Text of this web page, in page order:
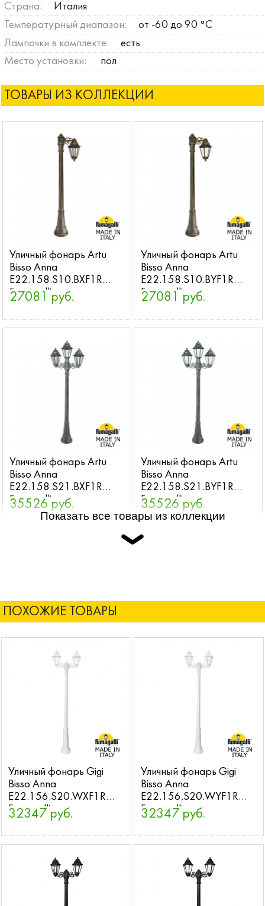
Страна:
Италия
Температурный диапазон:
от -60 до 90 °C
Лампочки в комплекте:
есть
Место установки:
пол
ТОВАРЫ ИЗ КОЛЛЕКЦИИ
Уличный фонарь Artu
Bisso Anna
E22.158.S10.BXF1R
Fumagalli
27081 руб.
Уличный фонарь Artu
Bisso Anna
E22.158.S10.BYF1R
Fumagalli
27081 руб.
Уличный фонарь Artu
Bisso Anna
E22.158.S21.BXF1R
Fumagalli
35526 руб.
Уличный фонарь Artu
Bisso Anna
E22.158.S21.BYF1R
Fumagalli
35526 руб.
Показать все товары из коллекции
ПОХОЖИЕ ТОВАРЫ
Уличный фонарь Gigi
Bisso Anna
E22.156.S20.WXF1R
Fumagalli
32347 руб.
Уличный фонарь Gigi
Bisso Anna
E22.156.S20.WYF1R
Fumagalli
32347 руб.